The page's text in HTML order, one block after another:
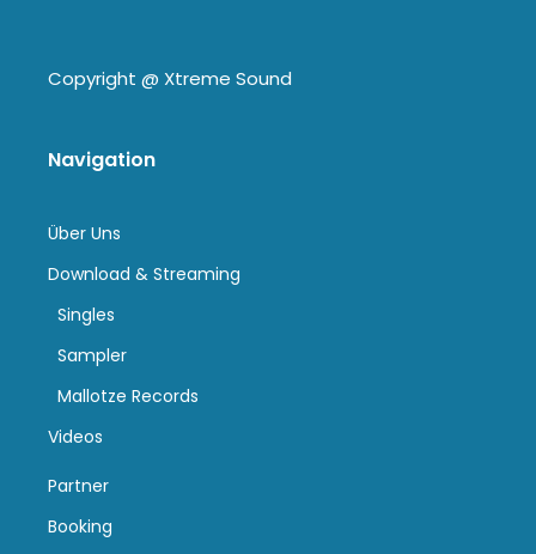
Copyright @ Xtreme Sound
Navigation
Über Uns
Download & Streaming
Singles
Sampler
Mallotze Records
Videos
Partner
Booking